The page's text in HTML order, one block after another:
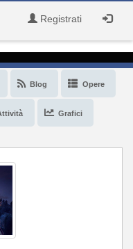
Registrati
Blog Opere
Grafici